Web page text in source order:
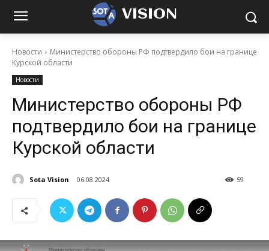
VISION
Новости
Министерство обороны РФ подтвердило бои на границе
Курской области
Новости
Министерство обороны РФ
подтвердило бои на границе
Курской области
Sota Vision 06.08.2024 59